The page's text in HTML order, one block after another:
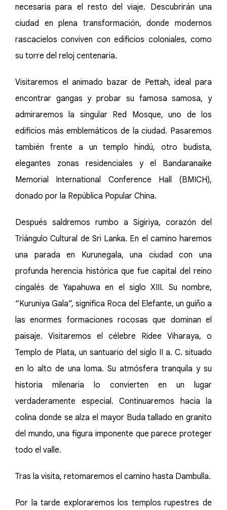
necesaria para el resto del viaje. Descubrirán una
ciudad en plena transformación, donde modernos
rascacielos conviven con edificios coloniales, como
su torre del reloj centenaria.
Visitaremos el animado bazar de Pettah, ideal para
encontrar gangas y probar su famosa samosa, y
admiraremos la singular Red Mosque, uno de los
edificios más emblemáticos de la ciudad. Pasaremos
también frente a un templo hindú, otro budista,
elegantes zonas residenciales y el Bandaranaike
Memorial International Conference Hall (BMICH),
donado por la República Popular China.
Después saldremos rumbo a Sigiriya, corazón del
Triángulo Cultural de Sri Lanka. En el camino haremos
una parada en Kurunegala, una ciudad con una
profunda herencia histórica que fue capital del reino
cingalés de Yapahuwa en el siglo XIII. Su nombre,
“Kuruniya Gala”, significa Roca del Elefante, un guiño a
las enormes formaciones rocosas que dominan el
paisaje. Visitaremos el célebre Ridee Viharaya, o
Templo de Plata, un santuario del siglo II a. C. situado
en lo alto de una loma. Su atmósfera tranquila y su
historia milenaria lo convierten en un lugar
verdaderamente especial. Continuaremos hacia la
colina donde se alza el mayor Buda tallado en granito
del mundo, una figura imponente que parece proteger
todo el valle.
Tras la visita, retomaremos el camino hasta Dambulla.
Por la tarde exploraremos los templos rupestres de